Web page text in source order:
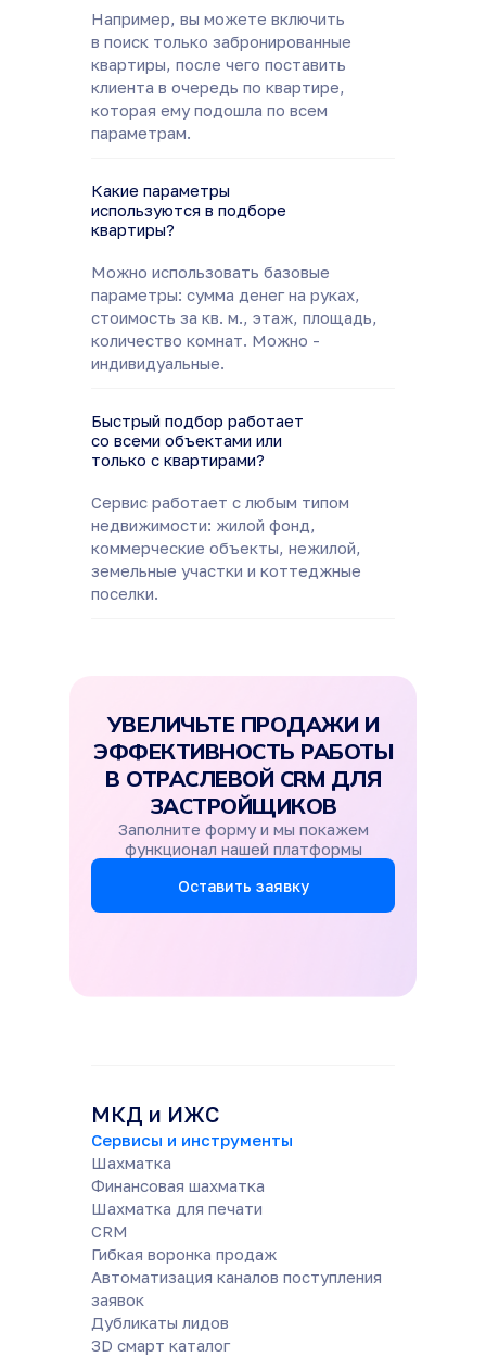
Например, вы можете включить
в поиск только забронированные
квартиры, после чего поставить
клиента в очередь по квартире,
которая ему подошла по всем
параметрам.
Какие параметры
используются в подборе
квартиры?
Можно использовать базовые
параметры: сумма денег на руках,
стоимость за кв. м., этаж, площадь,
количество комнат. Можно -
индивидуальные.
Быстрый подбор работает
со всеми объектами или
только с квартирами?
Сервис работает с любым типом
недвижимости: жилой фонд,
коммерческие объекты, нежилой,
земельные участки и коттеджные
поселки.
УВЕЛИЧЬТЕ ПРОДАЖИ И
ЭФФЕКТИВНОСТЬ РАБОТЫ
В ОТРАСЛЕВОЙ CRM ДЛЯ
ЗАСТРОЙЩИКОВ
Заполните форму и мы покажем
функционал нашей платформы
Оставить заявку
МКД и ИЖС
Сервисы и инструменты
Шахматка
Финансовая шахматка
Шахматка для печати
CRM
Гибкая воронка продаж
Автоматизация каналов поступления
заявок
Дубликаты лидов
3D смарт каталог